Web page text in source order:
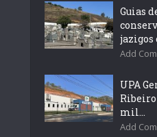
Guias
jazigos
Add
UPA
Ribeiro
mil...
Add